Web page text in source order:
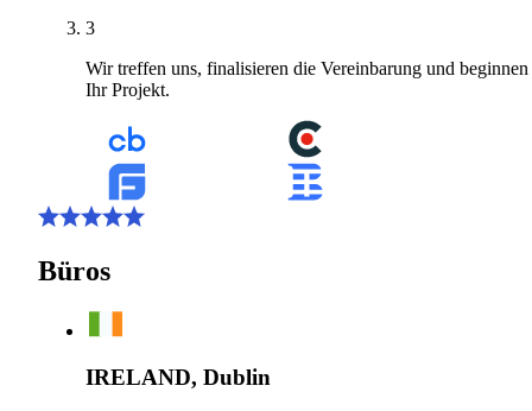
3
Wir treffen uns, finalisieren die Vereinbarung und beginnen
Ihr Projekt.
Büros
IRELAND, Dublin